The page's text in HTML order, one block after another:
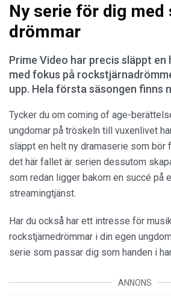
Ny serie för dig med
drömmar
Prime Video har precis släppt en
med fokus på
upp. Hela första säsongen finns
Tycker du om coming of age-
ungdomar på tröskeln till vuxenlivet
släppt en helt ny dramaserie som bör
det här fallet är serien dessutom
som redan ligger bakom en succé på
streamingtjänst.
Har du också har ett intresse för
rockstjärnedrömmar i din egen
serie som passar dig som handen i
ANNONS